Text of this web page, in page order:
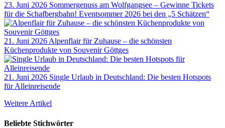
23. Juni 2026 Sommergenuss am Wolfgangsee – Gewinne Tickets
für die Schafbergbahn! Eventsommer 2026 bei den „5 Schätzen“
21. Juni 2026 Alpenflair für Zuhause – die schönsten
Küchenprodukte von Souvenir Göttges
21. Juni 2026 Single Urlaub in Deutschland: Die besten Hotspots
für Alleinreisende
Weitere Artikel
Beliebte Stichwörter